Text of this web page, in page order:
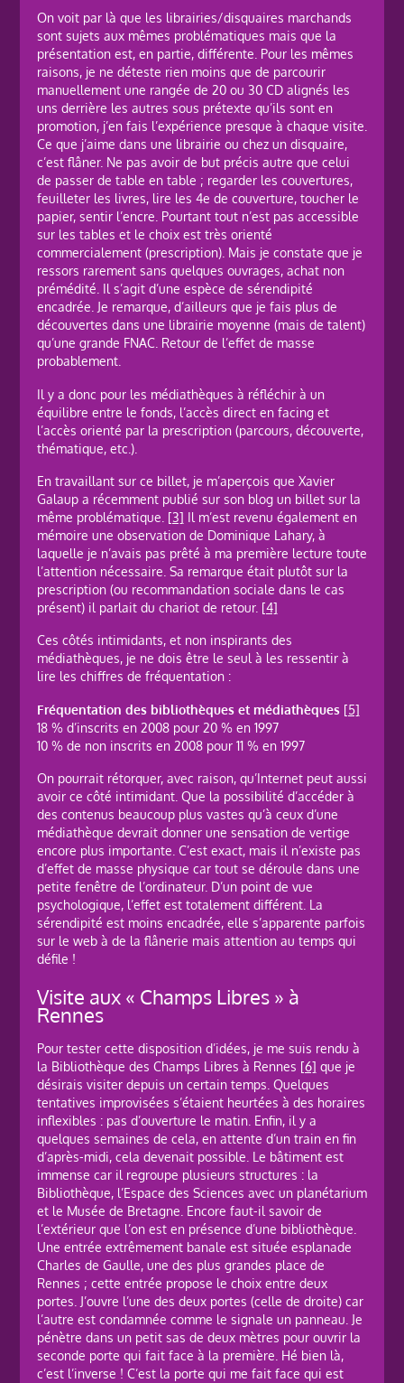
On voit par là que les librairies/disquaires marchands
sont sujets aux mêmes problématiques mais que la
présentation est, en partie, différente. Pour les mêmes
raisons, je ne déteste rien moins que de parcourir
manuellement une rangée de 20 ou 30 CD alignés les
uns derrière les autres sous prétexte qu’ils sont en
promotion, j’en fais l’expérience presque à chaque visite.
Ce que j’aime dans une librairie ou chez un disquaire,
c’est flâner. Ne pas avoir de but précis autre que celui
de passer de table en table ; regarder les couvertures,
feuilleter les livres, lire les 4e de couverture, toucher le
papier, sentir l’encre. Pourtant tout n’est pas accessible
sur les tables et le choix est très orienté
commercialement (prescription). Mais je constate que je
ressors rarement sans quelques ouvrages, achat non
prémédité. Il s’agit d’une espèce de sérendipité
encadrée. Je remarque, d’ailleurs que je fais plus de
découvertes dans une librairie moyenne (mais de talent)
qu’une grande FNAC. Retour de l’effet de masse
probablement.
Il y a donc pour les médiathèques à réfléchir à un
équilibre entre le fonds, l’accès direct en facing et
l’accès orienté par la prescription (parcours, découverte,
thématique, etc.).
En travaillant sur ce billet, je m’aperçois que Xavier
Galaup a récemment publié sur son blog un billet sur la
même problématique. [3] Il m’est revenu également en
mémoire une observation de Dominique Lahary, à
laquelle je n’avais pas prêté à ma première lecture toute
l’attention nécessaire. Sa remarque était plutôt sur la
prescription (ou recommandation sociale dans le cas
présent) il parlait du chariot de retour. [4]
Ces côtés intimidants, et non inspirants des
médiathèques, je ne dois être le seul à les ressentir à
lire les chiffres de fréquentation :
Fréquentation des bibliothèques et médiathèques [5]
18 % d’inscrits en 2008 pour 20 % en 1997
10 % de non inscrits en 2008 pour 11 % en 1997
On pourrait rétorquer, avec raison, qu’Internet peut aussi
avoir ce côté intimidant. Que la possibilité d’accéder à
des contenus beaucoup plus vastes qu’à ceux d’une
médiathèque devrait donner une sensation de vertige
encore plus importante. C’est exact, mais il n’existe pas
d’effet de masse physique car tout se déroule dans une
petite fenêtre de l’ordinateur. D’un point de vue
psychologique, l’effet est totalement différent. La
sérendipité est moins encadrée, elle s’apparente parfois
sur le web à de la flânerie mais attention au temps qui
défile !
Visite aux « Champs Libres » à
Rennes
Pour tester cette disposition d’idées, je me suis rendu à
la Bibliothèque des Champs Libres à Rennes [6] que je
désirais visiter depuis un certain temps. Quelques
tentatives improvisées s’étaient heurtées à des horaires
inflexibles : pas d’ouverture le matin. Enfin, il y a
quelques semaines de cela, en attente d’un train en fin
d’après-midi, cela devenait possible. Le bâtiment est
immense car il regroupe plusieurs structures : la
Bibliothèque, l’Espace des Sciences avec un planétarium
et le Musée de Bretagne. Encore faut-il savoir de
l’extérieur que l’on est en présence d’une bibliothèque.
Une entrée extrêmement banale est située esplanade
Charles de Gaulle, une des plus grandes place de
Rennes ; cette entrée propose le choix entre deux
portes. J’ouvre l’une des deux portes (celle de droite) car
l’autre est condamnée comme le signale un panneau. Je
pénètre dans un petit sas de deux mètres pour ouvrir la
seconde porte qui fait face à la première. Hé bien là,
c’est l’inverse ! C’est la porte qui me fait face qui est